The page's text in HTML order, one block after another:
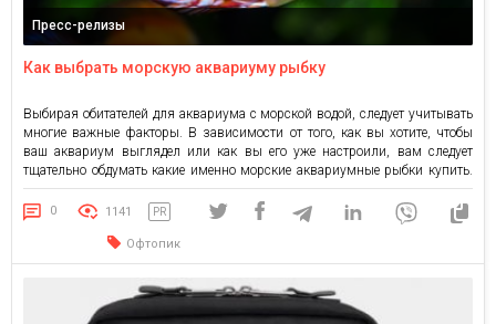
Пресс-релизы
Как выбрать морскую аквариуму рыбку
Выбирая обитателей для аквариума с морской водой, следует учитывать
многие важные факторы. В зависимости от того, как вы хотите, чтобы
ваш аквариум выглядел или как вы его уже настроили, вам следует
тщательно обдумать какие именно морские аквариумные рыбки купить.
Если вы обратили внимание на определенные виды рыб, поинтересуйтесь
условиями их содержания, совместимостью с другими обитателями […]
0 1141 PR
Офтопик